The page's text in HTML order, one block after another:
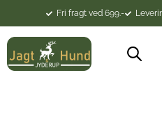
Fri fragt ved 699.-